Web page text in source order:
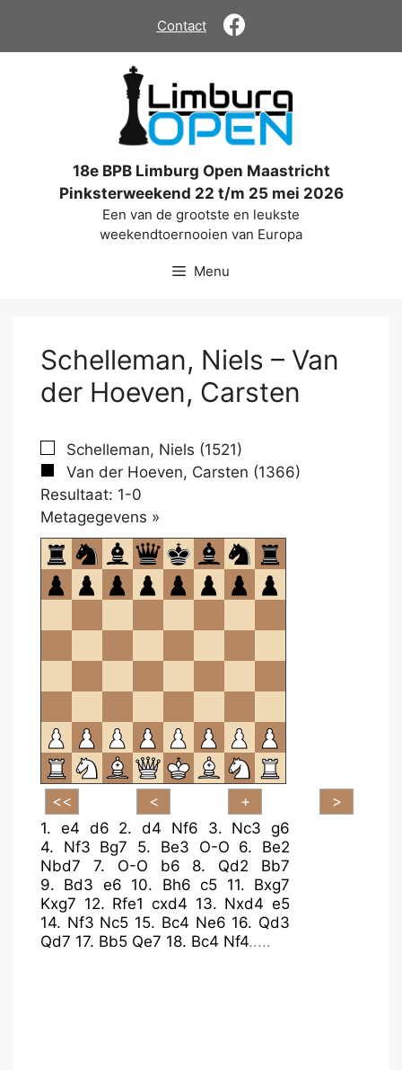
de
Contact
18e BPB Limburg Open Maastricht
Pinksterweekend 22 t/m 25 mei 2026
Een van de grootste en leukste
weekendtoernooien van Europa
Menu
Schelleman, Niels – Van
der Hoeven, Carsten
Schelleman, Niels (1521)
Van der Hoeven, Carsten (1366)
Resultaat: 1-0
Metagegevens »
om
te
openen.
1. e4 d6 2. d4 Nf6 3. Nc3 g6
4. Nf3 Bg7 5. Be3 O-O 6. Be2
Nbd7
7. O-O b6 8. Qd2
Bb7
9. Bd3 e6 10. Bh6 c5 11. Bxg7
Kxg7 12. Rfe1 cxd4 13. Nxd4 e5
14. Nf3 Nc5 15. Bc4 Ne6 16. Qd3
Qd7 17. Bb5 Qe7 18. Bc4 Nf4.....